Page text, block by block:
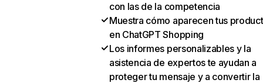
con las de la competencia
Muestra cómo aparecen tus
en ChatGPT Shopping
Los informes personalizables y la
asistencia de expertos te ayudan a
proteger tu mensaje y a convertir la